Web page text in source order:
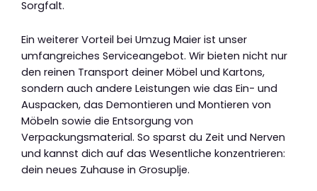
Sorgfalt.
Ein weiterer Vorteil bei Umzug Maier ist unser
umfangreiches Serviceangebot. Wir bieten nicht nur
den reinen Transport deiner Möbel und Kartons,
sondern auch andere Leistungen wie das Ein- und
Auspacken, das Demontieren und Montieren von
Möbeln sowie die Entsorgung von
Verpackungsmaterial. So sparst du Zeit und Nerven
und kannst dich auf das Wesentliche konzentrieren:
dein neues Zuhause in Grosuplje.